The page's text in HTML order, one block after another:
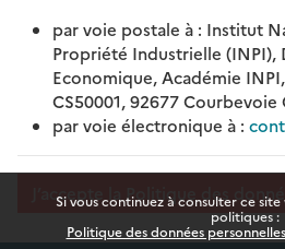
Si vous continuez à consulter ce
politiques :
Politique des données personnelles
par voie postale à : Institut
Propriété Industrielle (INPI),
Economique, Académie
CS50001, 92677 Courbevoie
par voie électronique à :
J’accepte la Politique des